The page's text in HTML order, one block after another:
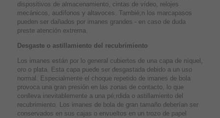
dispositivos de almacenamiento, cintas de vídeo, relojes
mecánicos, audífonos y altavoces. Tambié;n los marcapasos
pueden ser dañados por imanes grandes - en caso de duda
preste atención extrema.
Desgaste o astillamiento del recubrimiento
Los imanes están por lo general cubiertos de una capa de níquel,
oro o plata. Esta capa puede ser desgastada debido a un uso
normal. Especialmente el choque repetido de imanes de bola
provoca una gran presión en las zonas de contacto, lo que
conlleva inevitablemente a una pé;rdida o astillamiento del
recubrimiento. Los imanes de bola de gran tamaño deberían ser
conservados en sus cajas o envueltos en un trozo de papel